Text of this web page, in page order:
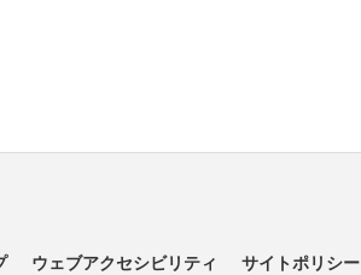
ウェブアクセシビリティ サイトポリシー